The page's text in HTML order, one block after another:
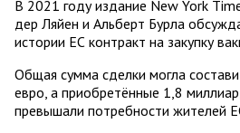
В 2021 году издание New York
дер Ляйен и Альберт Бурла
истории ЕС контракт на закупку
Общая сумма сделки могла
евро, а приобретённые 1,8
превышали потребности жителей